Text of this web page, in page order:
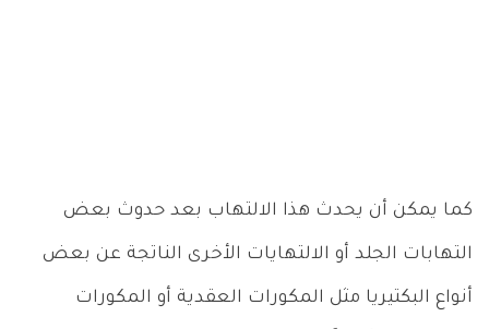
كما يمكن أن يحدث هذا الالتهاب بعد حدوث بعض
التهابات الجلد أو الالتهايات الأخرى الناتجة عن بعض
أنواع البكتيريا مثل المكورات العقدية أو المكورات